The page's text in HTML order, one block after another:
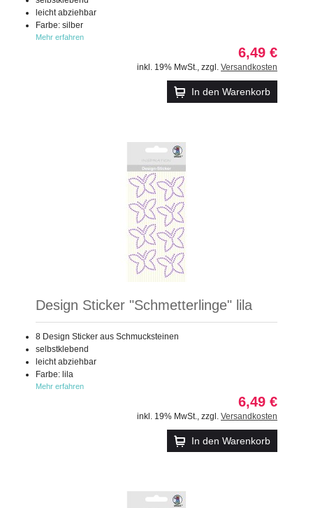
leicht abziehbar
Farbe: silber
Mehr erfahren
6,49 €
inkl. 19% MwSt. zzgl. Versandkosten
In den Warenkorb
Design Sticker "Schmetterlinge" lila
8 Design Sticker aus Schmucksteinen
selbstklebend
leicht abziehbar
Farbe: lila
Mehr erfahren
6,49 €
inkl. 19% MwSt. zzgl. Versandkosten
In den Warenkorb